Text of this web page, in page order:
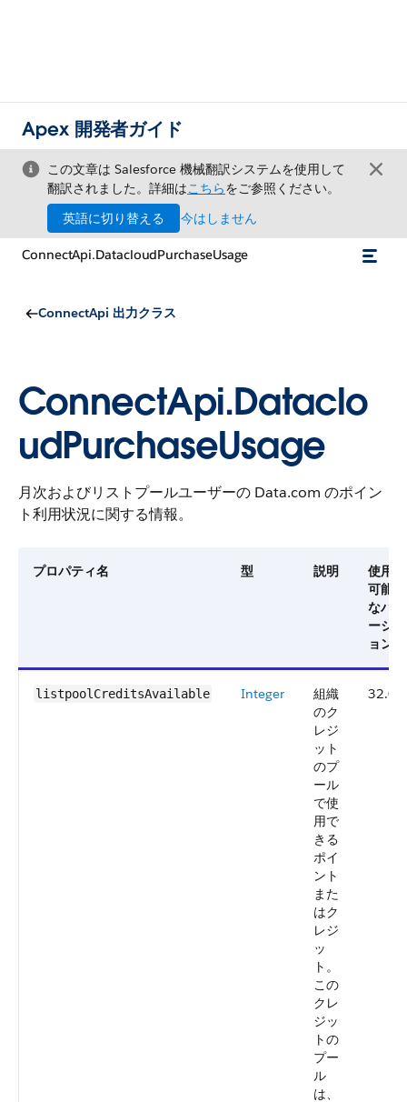
Apex 開発者ガイド
この文章は Salesforce 機械翻訳システムを使用して
翻訳されました。詳細はこちらをご参照ください。
英語に切り替える
今はしません
ConnectApi.DatacloudPurchaseUsage
ConnectApi 出力クラス
ConnectApi.Dataclo
udPurchaseUsage
月次およびリストプールユーザーの Data.com のポイン
ト利用状況に関する情報。
プロパティ名 型 説明
使用
可能
なバ
ージ
ョン
listpoolCreditsAvailable Integer
組織
のク
レジ
ット
のプ
ール
で使
用で
きる
ポイ
ント
また
はク
レジ
ッ
ト。
この
クレ
ジッ
トの
プー
ル
は、
32.0